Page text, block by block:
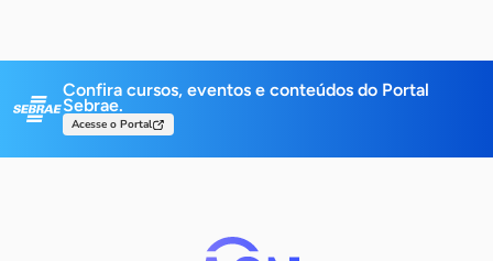
Confira cursos, eventos e conteúdos do Portal
Sebrae.
Acesse o Portal